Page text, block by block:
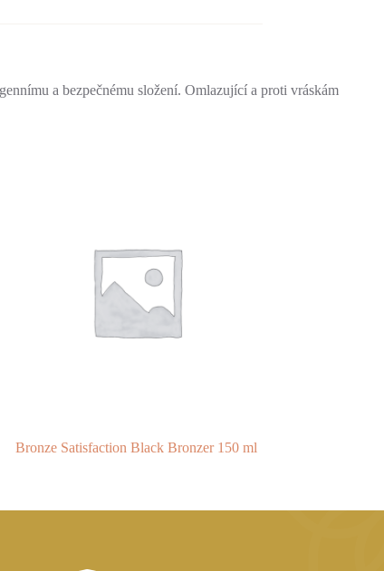
a bezpečnému složení. Omlazující a proti vráskám
Bronze Satisfaction Black Bronzer 150 ml